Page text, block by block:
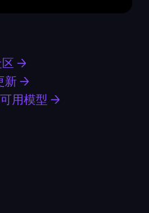
区 →
新 →
用模型 →